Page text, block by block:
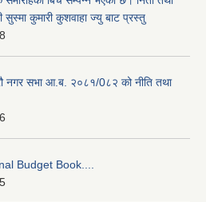
कुमारी कुशवाहा ज्यु बाट प्रस्तु
नगर सभा आ.ब. २०८१/0८२ को नीति तथा
Budget Book....